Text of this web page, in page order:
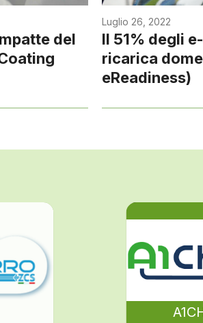
del
Luglio 26, 2022
Il 51% degli
ricarica
eReadiness)